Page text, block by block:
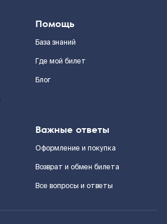
Помощь
База знаний
Где мой билет
Блог
Важные ответы
Оформление и покупка
Возврат и обмен билета
Все вопросы и ответы